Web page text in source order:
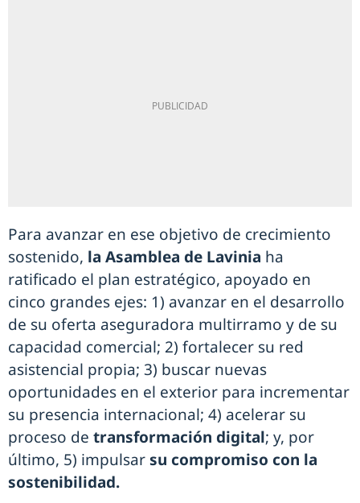
Para avanzar en ese objetivo de crecimiento
sostenido, la Asamblea de Lavinia ha
ratificado el plan estratégico, apoyado en
cinco grandes ejes: 1) avanzar en el desarrollo
de su oferta aseguradora multirramo y de su
capacidad comercial; 2) fortalecer su red
asistencial propia; 3) buscar nuevas
oportunidades en el exterior para incrementar
su presencia internacional; 4) acelerar su
proceso de transformación digital; y, por
último, 5) impulsarsu compromiso con la
sostenibilidad.